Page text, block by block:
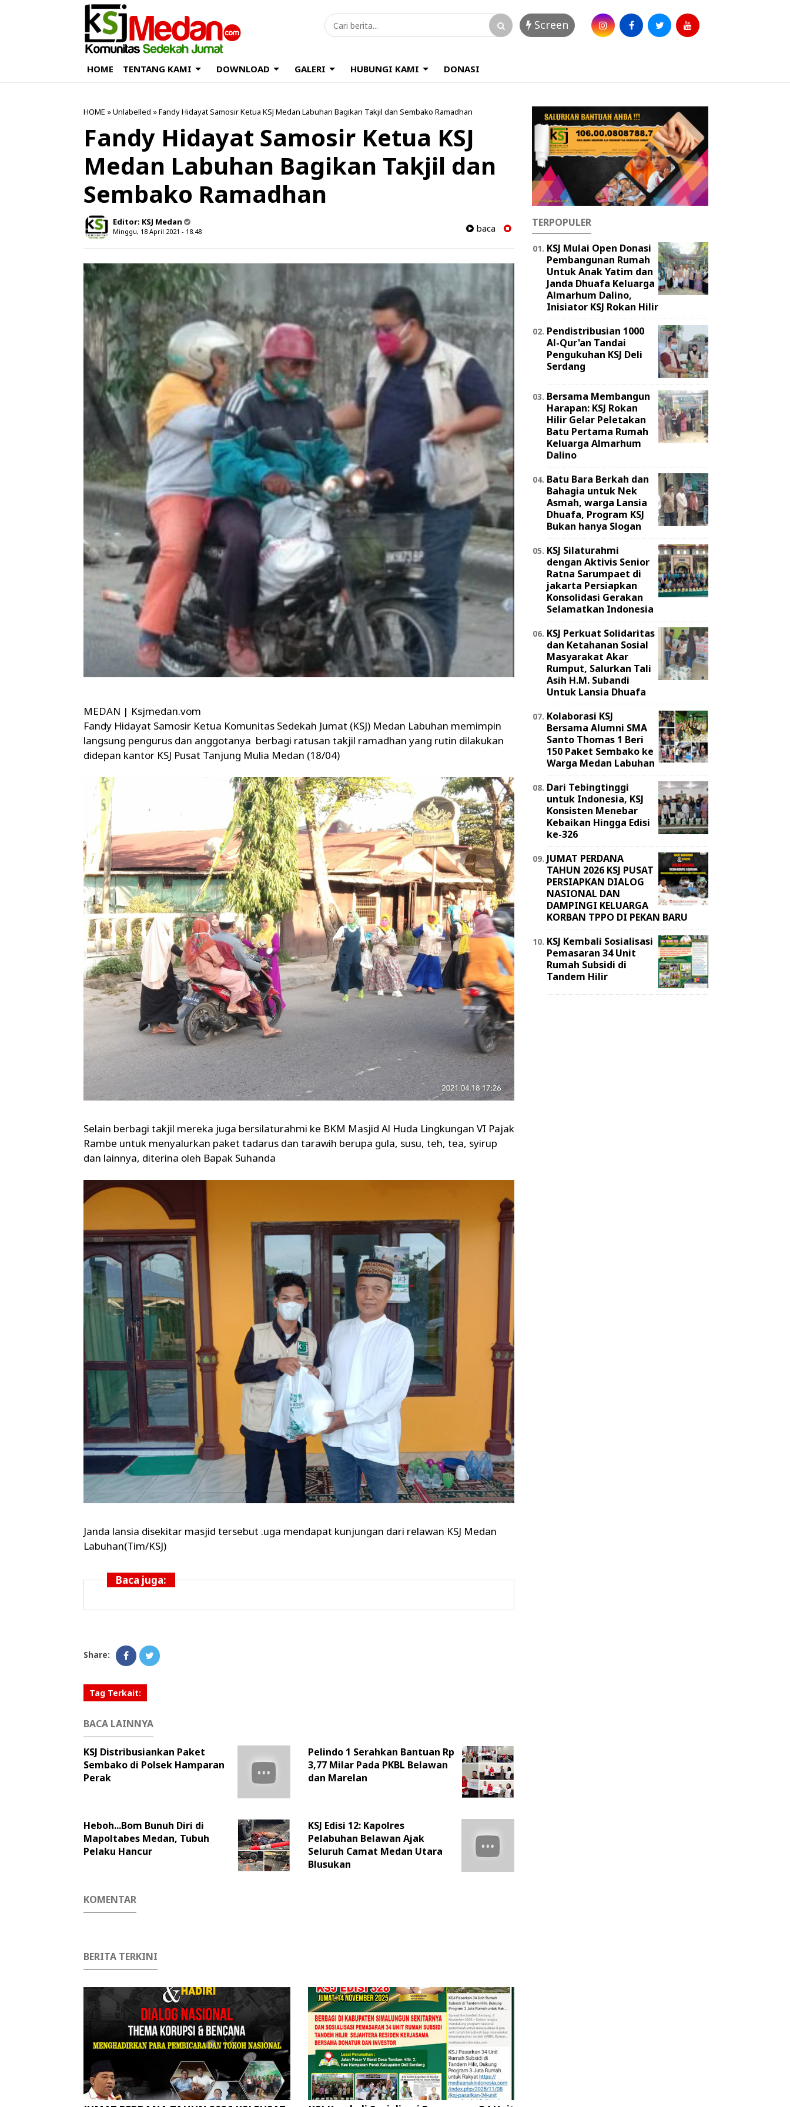
Screen
HOME TENTANG KAMI DOWNLOAD GALERI HUBUNGI KAMI DONASI
HOME » Unlabelled » Fandy Hidayat Samosir Ketua KSJ Medan Labuhan Bagikan Takjil dan Sembako Ramadhan
Fandy Hidayat Samosir Ketua KSJ
Medan Labuhan Bagikan Takjil dan
Sembako Ramadhan
Editor: KSJ Medan
Minggu, 18 April 2021 - 18.48 baca
MEDAN | Ksjmedan.vom
Fandy Hidayat Samosir Ketua Komunitas Sedekah Jumat (KSJ) Medan Labuhan memimpin
langsung pengurus dan anggotanya berbagi ratusan takjil ramadhan yang rutin dilakukan
didepan kantor KSJ Pusat Tanjung Mulia Medan (18/04)
Selain berbagi takjil mereka juga bersilaturahmi ke BKM Masjid Al Huda Lingkungan VI Pajak
Rambe untuk menyalurkan paket tadarus dan tarawih berupa gula, susu, teh, tea, syirup
dan lainnya, diterina oleh Bapak Suhanda
Janda lansia disekitar masjid tersebut .uga mendapat kunjungan dari relawan KSJ Medan
Labuhan(Tim/KSJ)
Baca juga:
Share:
Tag Terkait:
BACA LAINNYA
KSJ Distribusiankan Paket
Sembako di Polsek Hamparan
Perak
Pelindo 1 Serahkan Bantuan Rp
3,77 Milar Pada PKBL Belawan
dan Marelan
Heboh...Bom Bunuh Diri di
Mapoltabes Medan, Tubuh
Pelaku Hancur
KSJ Edisi 12: Kapolres
Pelabuhan Belawan Ajak
Seluruh Camat Medan Utara
Blusukan
KOMENTAR
BERITA TERKINI
TERPOPULER
KSJ Mulai Open Donasi
Pembangunan Rumah
Untuk Anak Yatim dan
Janda Dhuafa Keluarga
Almarhum Dalino,
Inisiator KSJ Rokan Hilir
Pendistribusian 1000
Al-Qur'an Tandai
Pengukuhan KSJ Deli
Serdang
Bersama Membangun
Harapan: KSJ Rokan
Hilir Gelar Peletakan
Batu Pertama Rumah
Keluarga Almarhum
Dalino
Batu Bara Berkah dan
Bahagia untuk Nek
Asmah, warga Lansia
Dhuafa, Program KSJ
Bukan hanya Slogan
KSJ Silaturahmi
dengan Aktivis Senior
Ratna Sarumpaet di
jakarta Persiapkan
Konsolidasi Gerakan
Selamatkan Indonesia
KSJ Perkuat Solidaritas
dan Ketahanan Sosial
Masyarakat Akar
Rumput, Salurkan Tali
Asih H.M. Subandi
Untuk Lansia Dhuafa
Kolaborasi KSJ
Bersama Alumni SMA
Santo Thomas 1 Beri
150 Paket Sembako ke
Warga Medan Labuhan
Dari Tebingtinggi
untuk Indonesia, KSJ
Konsisten Menebar
Kebaikan Hingga Edisi
ke-326
JUMAT PERDANA
TAHUN 2026 KSJ PUSAT
PERSIAPKAN DIALOG
NASIONAL DAN
DAMPINGI KELUARGA
KORBAN TPPO DI PEKAN BARU
KSJ Kembali Sosialisasi
Pemasaran 34 Unit
Rumah Subsidi di
Tandem Hilir